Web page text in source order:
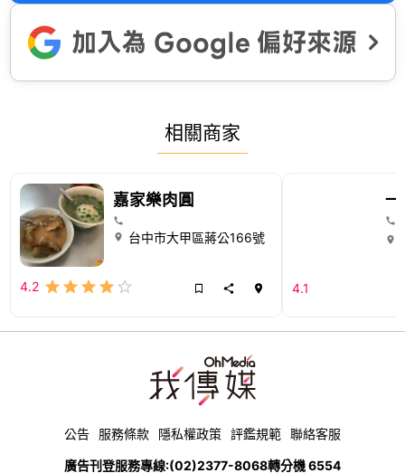
相關商家
嘉家樂肉圓
台中市大甲區蔣公166號
4.2
一
4.1
公告 服務條款 隱私權政策 評鑑規範 聯絡客服
廣告刊登服務專線:(02)2377-8068轉分機 6554